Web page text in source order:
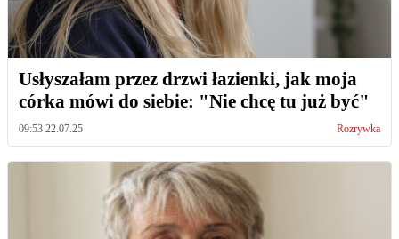
Usłyszałam przez drzwi łazienki, jak moja
córka mówi do siebie: "Nie chcę tu już być"
09:53 22.07.25 Rozrywka